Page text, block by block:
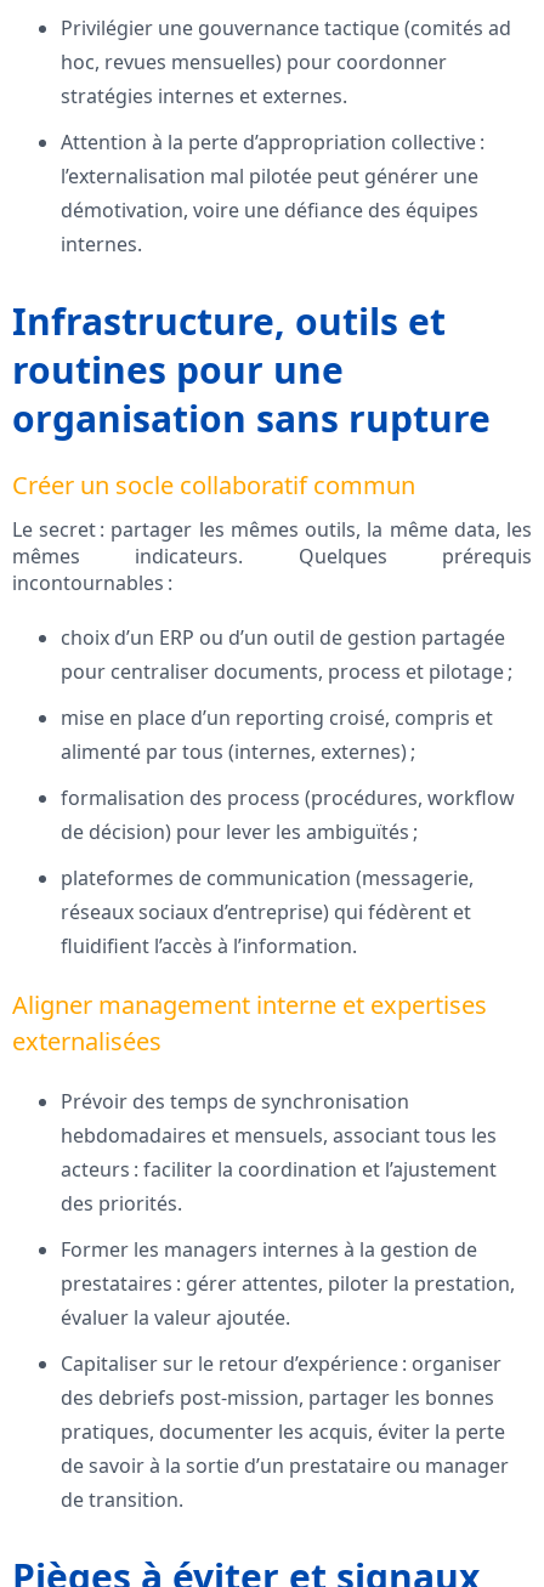
Privilégier une gouvernance tactique (comités ad
hoc, revues mensuelles) pour coordonner
stratégies internes et externes.
Attention à la perte d’appropriation collective :
l’externalisation mal pilotée peut générer une
démotivation, voire une défiance des équipes
internes.
Infrastructure, outils et
routines pour une
organisation sans rupture
Créer un socle collaboratif commun
Le secret : partager les mêmes outils, la même data, les
mêmes indicateurs. Quelques prérequis
incontournables :
choix d’un ERP ou d’un outil de gestion partagée
pour centraliser documents, process et pilotage ;
mise en place d’un reporting croisé, compris et
alimenté par tous (internes, externes) ;
formalisation des process (procédures, workflow
de décision) pour lever les ambiguïtés ;
plateformes de communication (messagerie,
réseaux sociaux d’entreprise) qui fédèrent et
fluidifient l’accès à l’information.
Aligner management interne et expertises
externalisées
Prévoir des temps de synchronisation
hebdomadaires et mensuels, associant tous les
acteurs : faciliter la coordination et l’ajustement
des priorités.
Former les managers internes à la gestion de
prestataires : gérer attentes, piloter la prestation,
évaluer la valeur ajoutée.
Capitaliser sur le retour d’expérience : organiser
des debriefs post-mission, partager les bonnes
pratiques, documenter les acquis, éviter la perte
de savoir à la sortie d’un prestataire ou manager
de transition.
Pièges à éviter et signaux